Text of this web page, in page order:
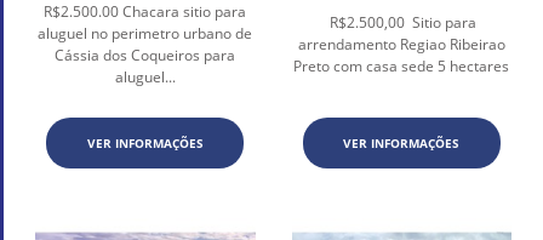
R$2.500.00 Chacara sitio para
aluguel no perimetro urbano de
Cássia dos Coqueiros para
aluguel...
VER INFORMAÇÕES
R$2.500,00 Sitio para
arrendamento Regiao Ribeirao
Preto com casa sede 5 hectares
VER INFORMAÇÕES